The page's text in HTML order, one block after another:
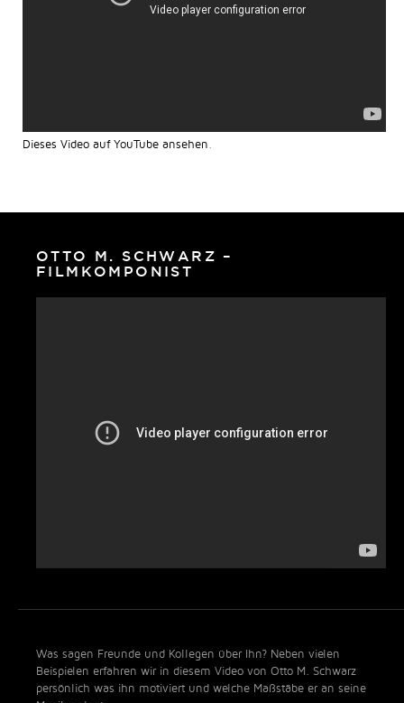
Dieses Video auf YouTube ansehen.
OTTO M. SCHWARZ –
FILMKOMPONIST
Was sagen Freunde und Kollegen über Ihn? Neben vielen
Beispielen erfahren wir in diesem Video von Otto M. Schwarz
persönlich was ihn motiviert und welche Maßstäbe er an seine